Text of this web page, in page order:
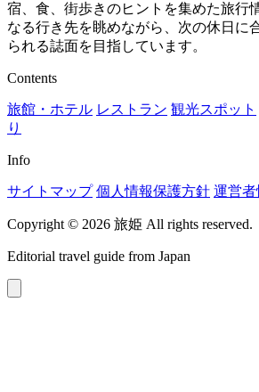
宿、食、街歩きのヒントを集めた旅行
なる行き先を眺めながら、次の休日に
られる誌面を目指しています。
Contents
旅館・ホテル レストラン 観光スポット
り
Info
サイトマップ 個人情報保護方針 運営者
Copyright © 2026 旅姫 All rights reserved.
Editorial travel guide from Japan